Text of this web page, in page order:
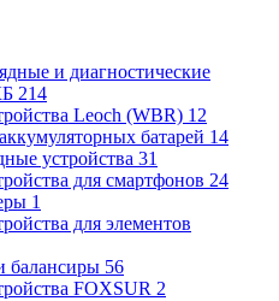
и диагностические
214
Leoch (WBR) 12
батарей 14
устройства 31
для смартфонов 24
1
для элементов
балансиры 56
FOXSUR 2